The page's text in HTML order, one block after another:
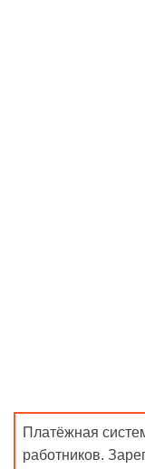
Платёжная
работников.